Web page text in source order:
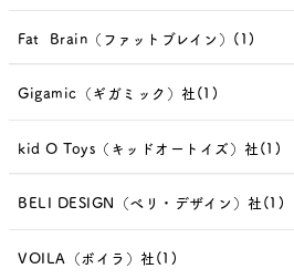
Fat Brain（ファットブレイン）(1)
Gigamic（ギガミック）社(1)
kid O Toys（キッドオートイズ）社(1)
BELI DESIGN（べリ・デザイン）社(1)
VOILA（ボイラ）社(1)